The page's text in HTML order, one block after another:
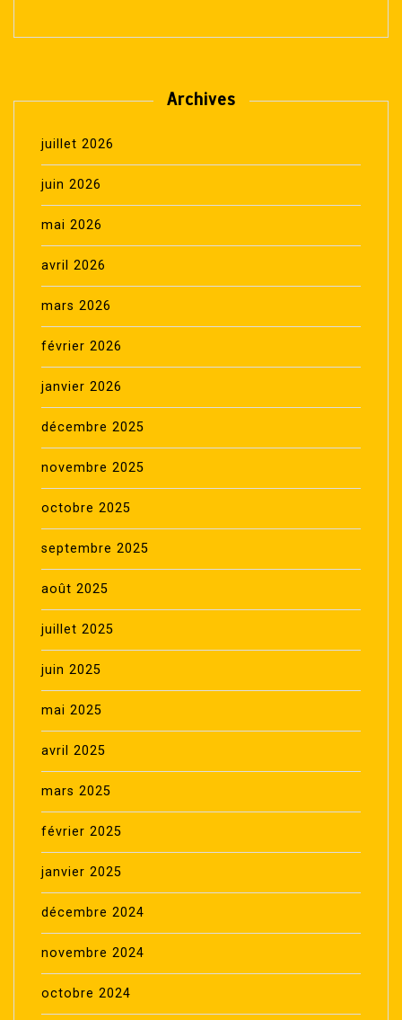
Archives
juillet 2026
juin 2026
mai 2026
avril 2026
mars 2026
février 2026
janvier 2026
décembre 2025
novembre 2025
octobre 2025
septembre 2025
août 2025
juillet 2025
juin 2025
mai 2025
avril 2025
mars 2025
février 2025
janvier 2025
décembre 2024
novembre 2024
octobre 2024